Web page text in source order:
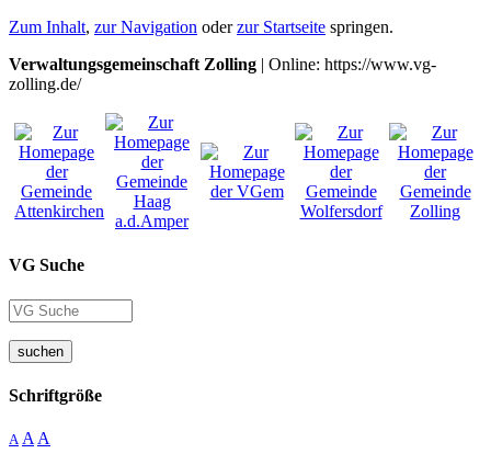
Zum Inhalt, zur Navigation oderzur Startseite springen.
Verwaltungsgemeinschaft Zolling | Online: https://www.vg-
zolling.de/
VG Suche
suchen
Schriftgröße
A A A